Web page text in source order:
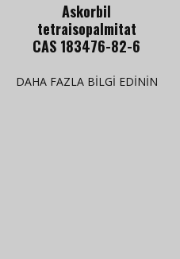
Askorbil
tetraisopalmitat
CAS 183476-82-6
DAHA FAZLA BILGI EDININ